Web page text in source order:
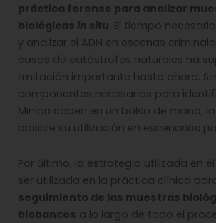
práctica forense para analizar
biológicas in situ. El tiempo
y analizar el ADN en escenas
casos de catástrofes naturales ha
limitación importante hasta ahora.
componentes necesarios para
MinIon caben en un bolso de mano,
posible su utilización en escenarios
Por último, la estrategia utilizada en
ser utilizada en la práctica clínica
seguimiento de las muestras
biobancos a lo largo de todo el